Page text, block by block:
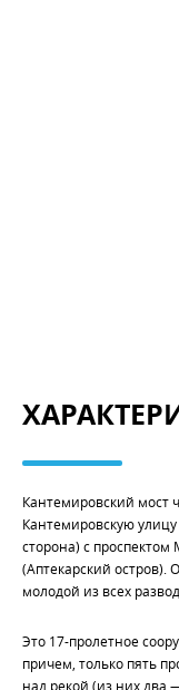
Кантемировский мост
Кантемировскую
сторона) с
(Аптекарский остров).
молодой из всех
Это 17-пролетное
причем, только пять
над рекой (из них два